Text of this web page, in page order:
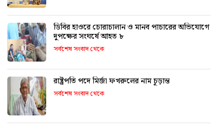
ডিবির হাওরে চোরাচালান ও মানব পাচারের অভিযোগে
দুপক্ষের সংঘর্ষে আহত ৮
সর্বশেষ সংবাদ থেকে
রাষ্ট্রপতি পদে মির্জা ফখরুলের নাম চূড়ান্ত
সর্বশেষ সংবাদ থেকে